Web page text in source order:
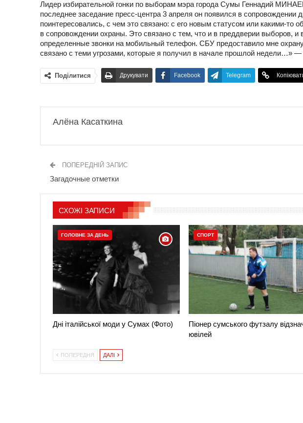
Лидер избирательной гонки по выборам мэра города Сумы Геннадий
последнее заседание пресс-центра 3 апреля он появился в сопровождении
поинтересовались, с чем это связано: с его новым статусом или какими-то
в сопровождении охраны. Это связано с тем, что и в преддверии выборов,
определенные звонки на мобильный телефон. СБУ предоставило мне
связано с теми угрозами, которые я получил в начале прошлой недели…»
Поділитися Друкувати Facebook Telegram
Алёна Касаткина
ПОПЕРЕДНІЙ ЗАПИС
Загадочные отметки
СХОЖІ ЗАПИСИ
ГОЛОВНЕ ЗА ДЕНЬ
Дні італійської моди у Сумах (Фото)
СПОРТ
Піонер сумського футзалу
ювілей
ПОПЕРЕДНЯ ДАЛІ